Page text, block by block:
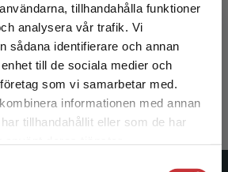
tillhandahålla funktioner
analysera vår trafik. Vi
sådana identifierare och annan
till de sociala medier och
som vi samarbetar med.
informationen med annan
tillhandahållit eller som de har
fraktregion
du besöker
via en enhet utanför Sverige.
utanför Sverige. För
M - Svanström, Y (red.)
moms
331 kr